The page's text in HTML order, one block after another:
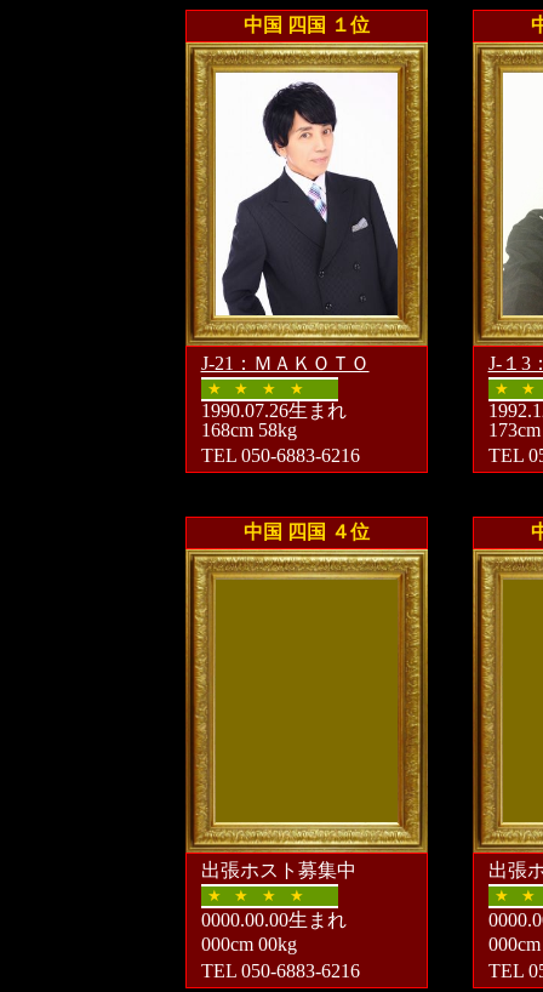
中国 四国 １位
J-21：ＭＡＫＯＴＯ
★ ★ ★ ★
1990.07.26生まれ
168cm 58kg
TEL 050-6883-6216
J-１3
★ ★
TEL
中国 四国 ４位
出張ホスト募集中
★ ★ ★ ★
0000.00.00生まれ
000cm 00kg
TEL 050-6883-6216
出張
★ ★
TEL